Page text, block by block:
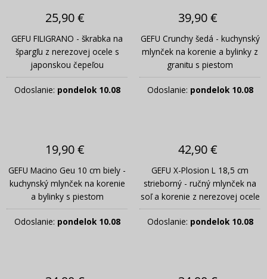
25,90 €
GEFU FILIGRANO - škrabka na
špargľu z nerezovej ocele s
japonskou čepeľou
Odoslanie: pondelok 10.08
39,90 €
GEFU Crunchy šedá - kuchynský
mlynček na korenie a bylinky z
granitu s piestom
Odoslanie: pondelok 10.08
19,90 €
GEFU Macino Geu 10 cm biely -
kuchynský mlynček na korenie
a bylinky s piestom
Odoslanie: pondelok 10.08
42,90 €
GEFU X-Plosion L 18,5 cm
strieborný - ručný mlynček na
soľ a korenie z nerezovej ocele
Odoslanie: pondelok 10.08